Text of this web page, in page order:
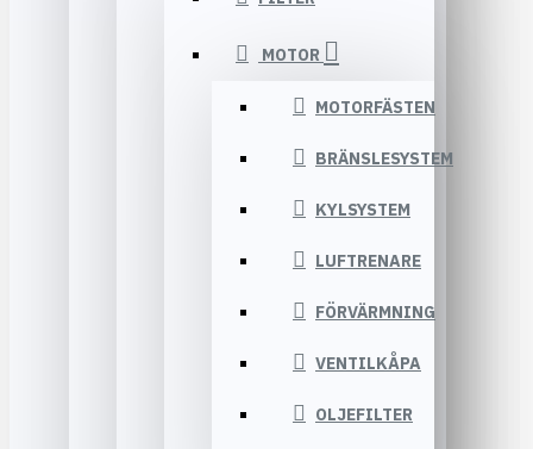
MOTOR
MOTORFÄSTEN
BRÄNSLESYSTEM
KYLSYSTEM
LUFTRENARE
FÖRVÄRMNING
VENTILKÅPA
OLJEFILTER